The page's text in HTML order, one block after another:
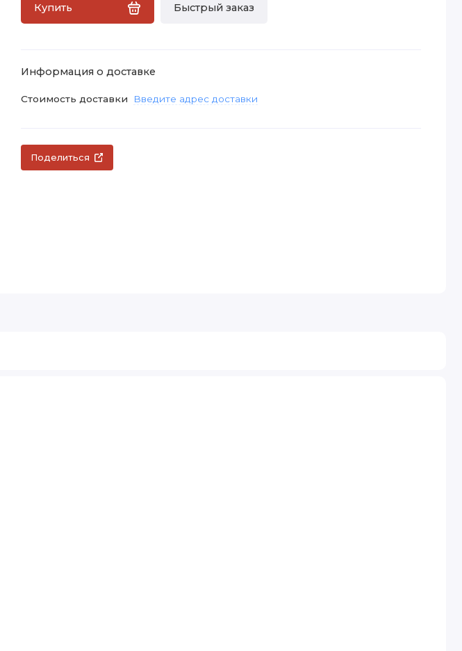
Купить Быстрый заказ
Информация о доставке
Стоимость доставки Введите адрес доставки
Поделиться